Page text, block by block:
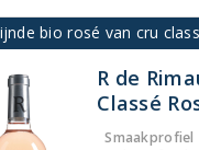
bio rosé van cru
R de
Classé
Smaakprofiel